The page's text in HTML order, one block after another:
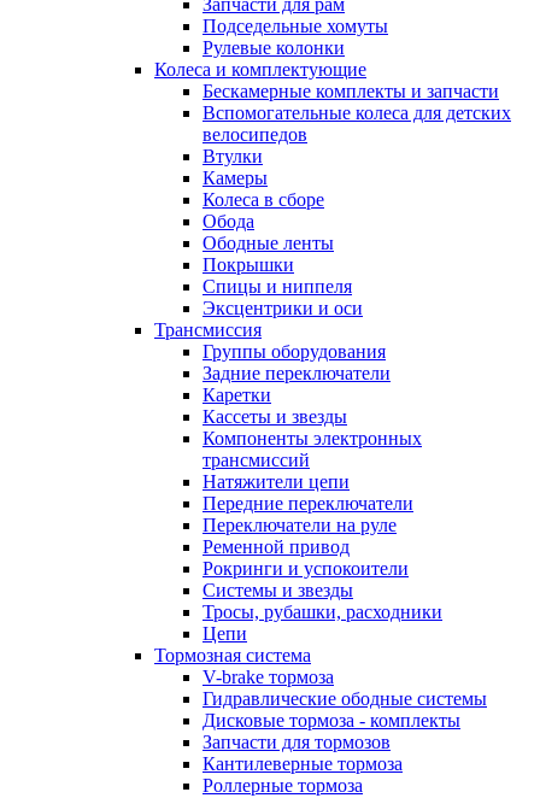
Подседельные хомуты
Рулевые колонки
Колеса и комплектующие
Бескамерные комплекты и запчасти
Вспомогательные колеса для детских
велосипедов
Втулки
Камеры
Колеса в сборе
Обода
Ободные ленты
Покрышки
Спицы и ниппеля
Эксцентрики и оси
Трансмиссия
Группы оборудования
Задние переключатели
Каретки
Кассеты и звезды
Компоненты электронных
трансмиссий
Натяжители цепи
Передние переключатели
Переключатели на руле
Ременной привод
Рокринги и успокоители
Системы и звезды
Тросы, рубашки, расходники
Цепи
Тормозная система
V-brake тормоза
Гидравлические ободные системы
Дисковые тормоза - комплекты
Запчасти для тормозов
Кантилеверные тормоза
Роллерные тормоза